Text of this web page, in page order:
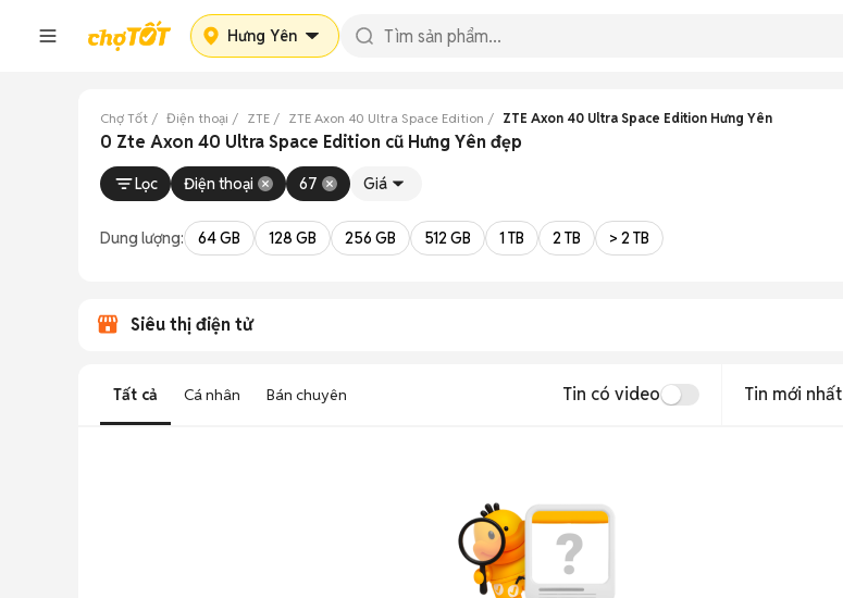
Hưng Yên
Chợ Tốt Điện thoại ZTE ZTE Axon 40 Ultra Space Edition ZTE Axon 40 Ultra Space Edition Hưng Yên
0 Zte Axon 40 Ultra Space Edition cũ Hưng Yên đẹp
Lọc Điện thoại 67 Giá
Dung lượng: 64 GB 128 GB 256 GB 512 GB 1 TB 2 TB > 2 TB
Siêu thị điện tử
Tất cả Cá nhân Bán chuyên Tin có video Tin mới nhất